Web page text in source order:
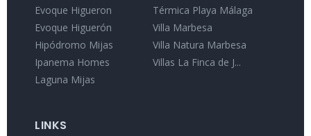
Evoque Higueron
Evoque Higuerón
Hipódromo Mijas
Ipanema Homes
Laguna Mijas
Térmica Playa Málaga
Villa Marbesa
Villa Natura Marbesa
Villas La Finca de J...
LINKS